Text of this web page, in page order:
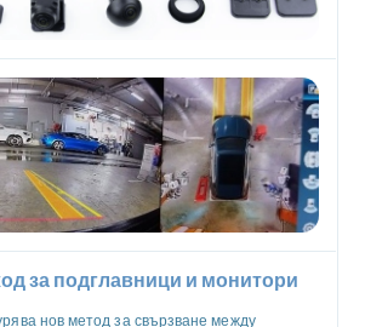
за подглавници и монитори
нов метод за свързване между